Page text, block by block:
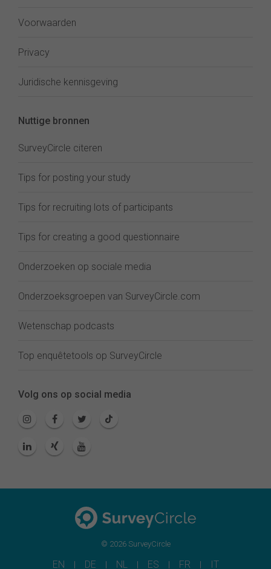
Voorwaarden
Privacy
Juridische kennisgeving
Nuttige bronnen
SurveyCircle citeren
Tips for posting your study
Tips for recruiting lots of participants
Tips for creating a good questionnaire
Onderzoeken op sociale media
Onderzoeksgroepen van SurveyCircle.com
Wetenschap podcasts
Top enquêtetools op SurveyCircle
Volg ons op social media
© 2026 SurveyCircle
EN DE NL ES FR IT